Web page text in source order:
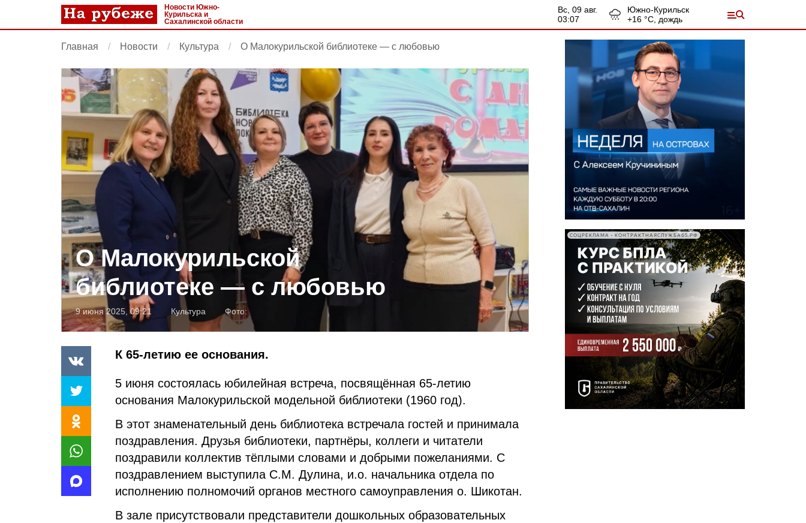
Новости Южно-
Курильска и
Сахалинской области
вс, 09 авг.
03:07
Южно-Курильск
+16 °С, дождь
Главная Новости Культура О Малокурильской библиотеке — с любовью
О Малокурильской
библиотеке — с любовью
9 июня 2025, 09:21 Культура Фото:
К 65-летию ее основания.
5 июня состоялась юбилейная встреча, посвящённая 65-летию
основания Малокурильской модельной библиотеки (1960 год).
В этот знаменательный день библиотека встречала гостей и принимала
поздравления. Друзья библиотеки, партнёры, коллеги и читатели
поздравили коллектив тёплыми словами и добрыми пожеланиями. С
поздравлением выступила С.М. Дулина, и.о. начальника отдела по
исполнению полномочий органов местного самоуправления о. Шикотан.
В зале присутствовали представители дошкольных образовательных
СОЦРЕКЛАМА • КОНТРАКТНАЯСЛУЖБА65.РФ